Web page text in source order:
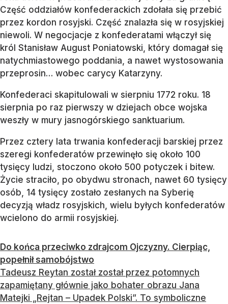
Część oddziałów konfederackich zdołała się przebić
przez kordon rosyjski. Część znalazła się w rosyjskiej
niewoli. W negocjacje z konfederatami włączył się
król Stanisław August Poniatowski, który domagał się
natychmiastowego poddania, a nawet wystosowania
przeprosin… wobec carycy Katarzyny.
Konfederaci skapitulowali w sierpniu 1772 roku. 18
sierpnia po raz pierwszy w dziejach obce wojska
weszły w mury jasnogórskiego sanktuarium.
Przez cztery lata trwania konfederacji barskiej przez
szeregi konfederatów przewinęło się około 100
tysięcy ludzi, stoczono około 500 potyczek i bitew.
Życie straciło, po obydwu stronach, nawet 60 tysięcy
osób, 14 tysięcy zostało zesłanych na Syberię
decyzją władz rosyjskich, wielu byłych konfederatów
wcielono do armii rosyjskiej.
Do końca przeciwko zdrajcom Ojczyzny. Cierpiąc,
popełnił samobójstwo
Tadeusz Reytan został został przez potomnych
zapamiętany głównie jako bohater obrazu Jana
Matejki „Rejtan – Upadek Polski”. To symboliczne